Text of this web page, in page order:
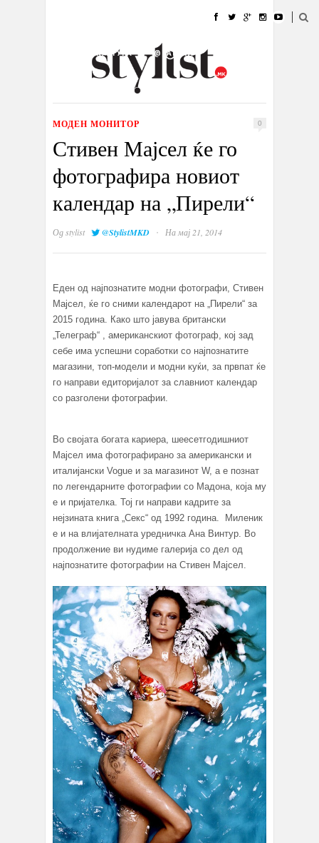
УБАВИНА
КУЛТУРА @РАБОТА
ИЗЛОГ
МОДЕН МОНИТОР 0
Стивен Мајсел ќе го
фотографира новиот
календар на „Пирели“
Одstylist @StylistMKD · На мај 21, 2014
Еден од најпознатите модни фотографи, Стивен
Мајсел, ќе го сними календарот на „Пирели“ за
2015 година. Како што јавува британски
„Телеграф“ , американскиот фотограф, кој зад
себе има успешни соработки со најпознатите
магазини, топ-модели и модни куќи, за првпат ќе
го направи едиторијалот за славниот календар
со разголени фотографии.
Во својата богата кариера, шеесетгодишниот
Мајсел има фотографирано за американски и
италијански Vogue и за магазинот W, а е познат
по легендарните фотографии со Мадона, која му
е и пријателка. Тој ги направи кадрите за
нејзината книга „Секс“ од 1992 година. Миленик
е и на влијателната уредничка Ана Винтур. Во
продолжение ви нудиме галерија со дел од
најпознатите фотографии на Стивен Мајсел.